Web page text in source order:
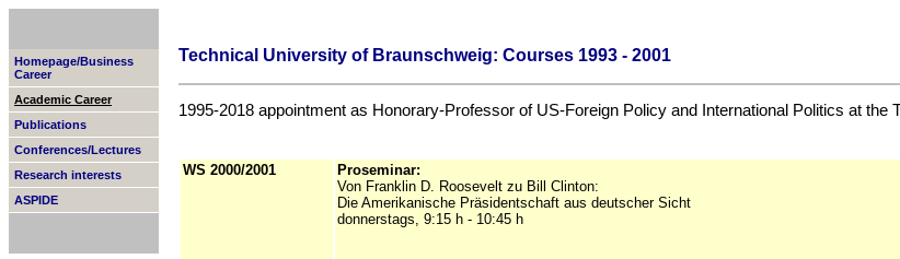
Homepage/Business
Career
Academic Career
Publications
Conferences/Lectures
Research interests
ASPIDE
Technical University of Braunschweig: Courses 1993 - 2001
1995-2018 appointment as Honorary-Professor of US-Foreign Policy and International Politics at the
WS 2000/2001
Proseminar:
Von Franklin D. Roosevelt zu Bill Clinton:
Die Amerikanische Präsidentschaft aus deutscher Sicht
donnerstags, 9:15 h - 10:45 h